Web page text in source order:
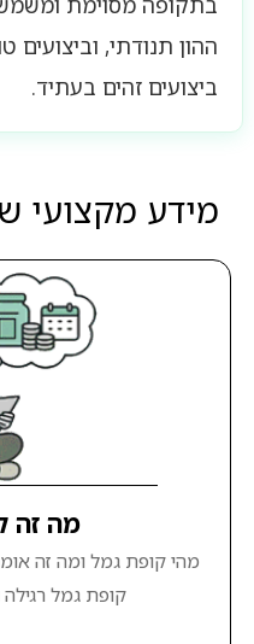
ההון תנודתי,
ביצועים זהים בעתיד.
מידע מקצועי
מה זה
מהי קופת גמל ומה זה
קופת גמל